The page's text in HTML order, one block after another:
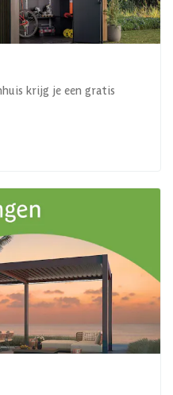
krijg je een gratis